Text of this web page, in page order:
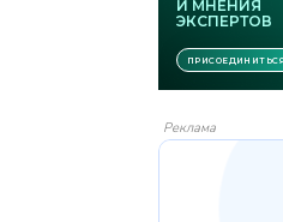
Реклама